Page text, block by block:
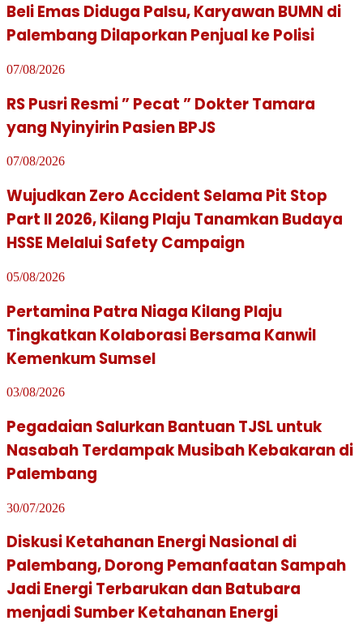
Beli Emas Diduga Palsu, Karyawan BUMN di
Palembang Dilaporkan Penjual ke Polisi
07/08/2026
RS Pusri Resmi ” Pecat ” Dokter Tamara
yang Nyinyirin Pasien BPJS
07/08/2026
Wujudkan Zero Accident Selama Pit Stop
Part II 2026, Kilang Plaju Tanamkan Budaya
HSSE Melalui Safety Campaign
05/08/2026
Pertamina Patra Niaga Kilang Plaju
Tingkatkan Kolaborasi Bersama Kanwil
Kemenkum Sumsel
03/08/2026
Pegadaian Salurkan Bantuan TJSL untuk
Nasabah Terdampak Musibah Kebakaran di
Palembang
30/07/2026
Diskusi Ketahanan Energi Nasional di
Palembang, Dorong Pemanfaatan Sampah
Jadi Energi Terbarukan dan Batubara
menjadi Sumber Ketahanan Energi